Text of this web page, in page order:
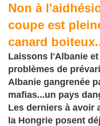
Non à
coupe est
canard
Laissons l'Albanie
problèmes de
Albanie gangrenée
mafias...un pays
Les derniers à avoir
la Hongrie posent